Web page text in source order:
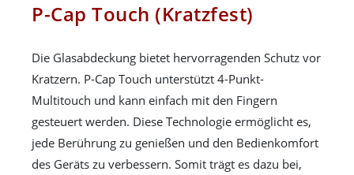
P-Cap Touch (Kratzfest)
Die Glasabdeckung bietet hervorragenden Schutz vor
Kratzern. P-Cap Touch unterstützt 4-Punkt-
Multitouch und kann einfach mit den Fingern
gesteuert werden. Diese Technologie ermöglicht es,
jede Berührung zu genießen und den Bedienkomfort
des Geräts zu verbessern. Somit trägt es dazu bei,